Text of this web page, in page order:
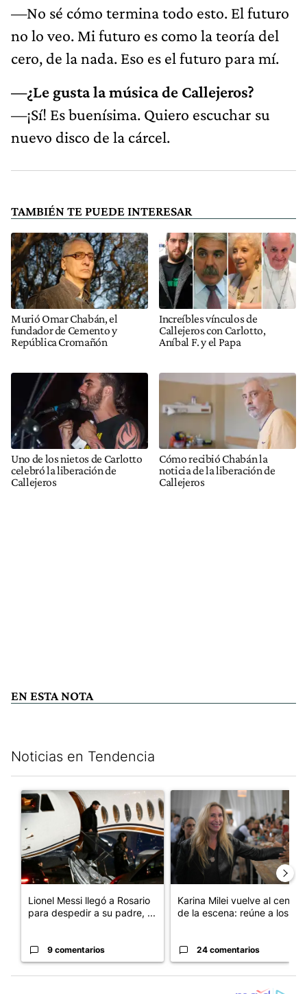
—No sé cómo termina todo esto. El futuro
no lo veo. Mi futuro es como la teoría del
cero, de la nada. Eso es el futuro para mí.
—¿Le gusta la música de Callejeros?
—¡Sí! Es buenísima. Quiero escuchar su
nuevo disco de la cárcel.
TAMBIÉN TE PUEDE INTERESAR
Murió Omar Chabán, el
fundador de Cemento y
República Cromañón
Increíbles vínculos de
Callejeros con Carlotto,
Aníbal F. y el Papa
Uno de los nietos de Carlotto
celebró la liberación de
Callejeros
Cómo recibió Chabán la
noticia de la liberación de
Callejeros
EN ESTA NOTA
Noticias en Tendencia
Un artículo de tendencia con el título "Lionel Messi llegó a
Lionel Messi llegó a Rosario
para despedir a su padre, ...
9 comentarios
Un artículo de tendencia
Karina Milei vuelve al centro
de la escena: reúne a los...
24 comentarios